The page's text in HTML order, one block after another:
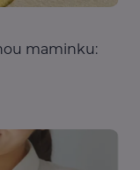
maminku: